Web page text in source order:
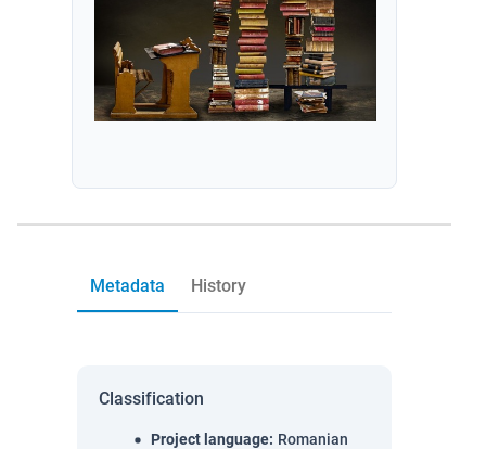
Metadata History
Classification
Project language: Romanian